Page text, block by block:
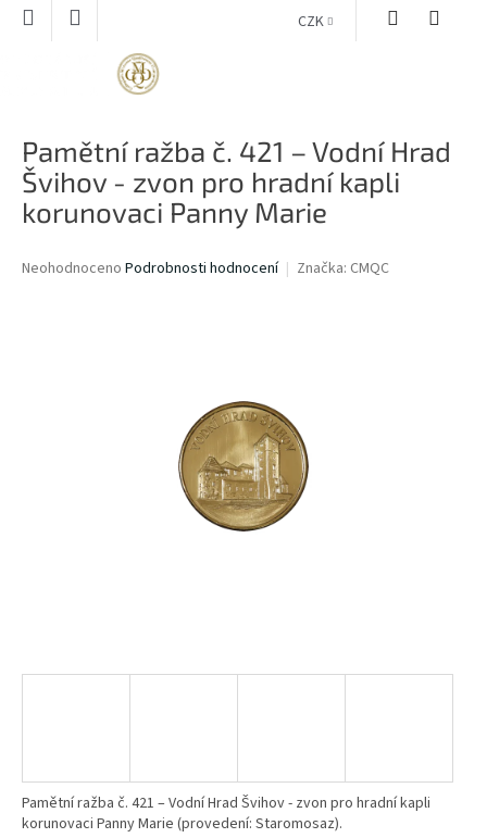
Přejít
CZK
Pamětní ražba č. 421 – Vodní Hrad
Švihov - zvon pro hradní kapli
korunovaci Panny Marie
Průměrné
Neohodnoceno Podrobnosti hodnocení Značka: CMQC
Pamětní ražba č. 421 – Vodní Hrad Švihov - zvon pro hradní kapli
korunovaci Panny Marie (provedení: Staromosaz).